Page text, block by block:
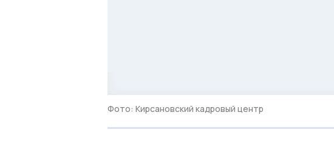
Фото: Кирсановский кадровый центр